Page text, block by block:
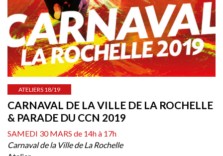
ATELIERS 18/19
CARNAVAL DE LA VILLE DE LA ROCHELLE
& PARADE DU CCN 2019
SAMEDI 30 MARS de 14h à 17h
Carnaval de la Ville de La Rochelle